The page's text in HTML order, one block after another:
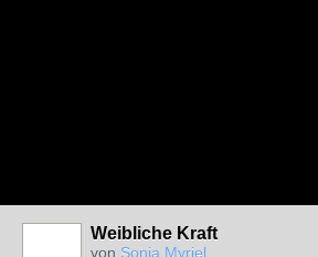
Weibliche Kraft
von Sonja Myriel